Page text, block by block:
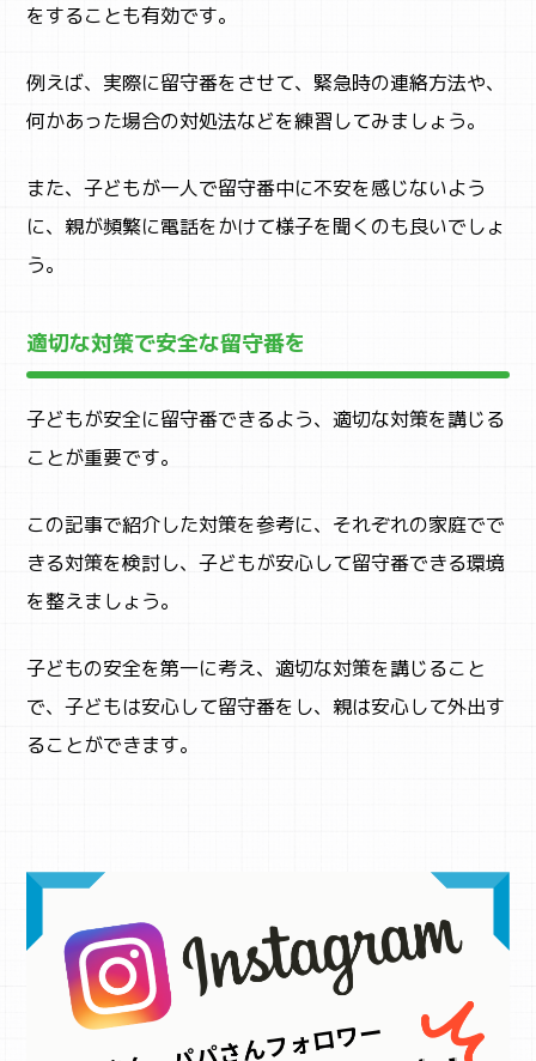
をすることも有効です。
例えば、実際に留守番をさせて、緊急時の連絡方法や、
何かあった場合の対処法などを練習してみましょう。
また、子どもが一人で留守番中に不安を感じないよう
に、親が頻繁に電話をかけて様子を聞くのも良いでしょ
う。
適切な対策で安全な留守番を
子どもが安全に留守番できるよう、適切な対策を講じる
ことが重要です。
この記事で紹介した対策を参考に、それぞれの家庭でで
きる対策を検討し、子どもが安心して留守番できる環境
を整えましょう。
子どもの安全を第一に考え、適切な対策を講じること
で、子どもは安心して留守番をし、親は安心して外出す
ることができます。